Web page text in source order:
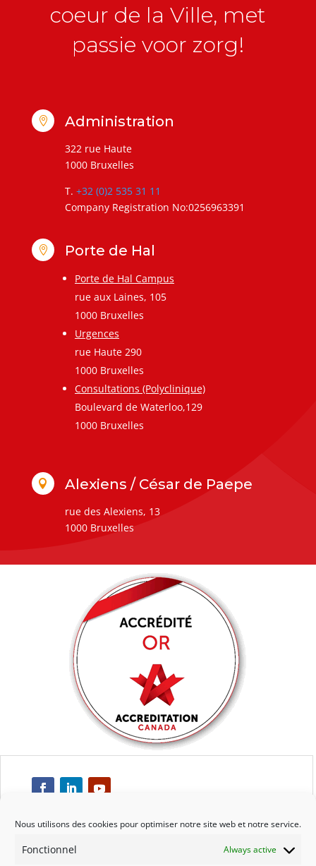
Nous utilisons des cookies pour optimiser notre site web et notre service.
Fonctionnel Always active
coeur de la Ville, met
passie voor zorg!
 Administration
322 rue Haute
1000 Bruxelles
T. +32 (0)2 535 31 11
Company Registration No:0256963391
 Porte de Hal
Porte de Hal Campus
rue aux Laines, 105
1000 Bruxelles
Urgences
rue Haute 290
1000 Bruxelles
Consultations (Polyclinique)
Boulevard de Waterloo,129
1000 Bruxelles
 Alexiens / César de Paepe
rue des Alexiens, 13
1000 Bruxelles
Respect